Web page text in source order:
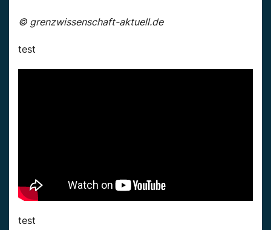
© grenzwissenschaft-aktuell.de
test
test